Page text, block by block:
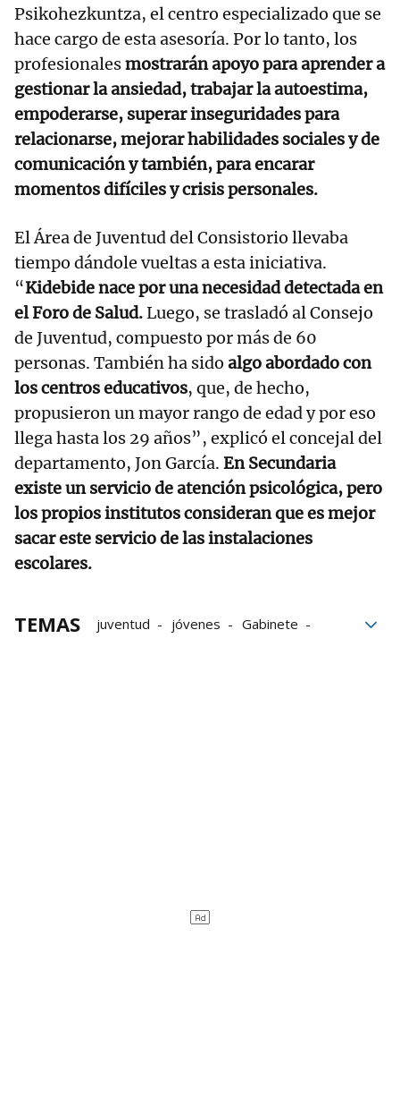
Psikohezkuntza, el centro especializado que se
hace cargo de esta asesoría. Por lo tanto, los
profesionalesmostrarán apoyo para aprender a
gestionar la ansiedad, trabajar la autoestima,
empoderarse, superar inseguridades para
relacionarse, mejorar habilidades sociales y de
comunicación y también, para encarar
momentos difíciles y crisis personales.
El Área de Juventud del Consistorio llevaba
tiempo dándole vueltas a esta iniciativa.
“Kidebide nace por una necesidad detectada en
el Foro de Salud.Luego, se trasladó al Consejo
de Juventud, compuesto por más de 60
personas. También ha sido algo abordado con
los centros educativos, que, de hecho,
propusieron un mayor rango de edad y por eso
llega hasta los 29 años”, explicó el concejal del
departamento, Jon García. En Secundaria
existe un servicio de atención psicológica, pero
los propios institutos consideran que es mejor
sacar este servicio de las instalaciones
escolares.
TEMAS juventud jóvenes
Gabinete